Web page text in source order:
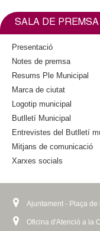
n
i
t
e
r
n
a
SALA DE PREMSA
Presentació
Notes de premsa
Resums Ple Municipal
Marca de ciutat
Logotip municipal
Butlletí Municipal
Entrevistes del Butlletí
Mitjans de comunicació
Xarxes socials
Ajuntament - Plaça
Oficina d'Atenció a la